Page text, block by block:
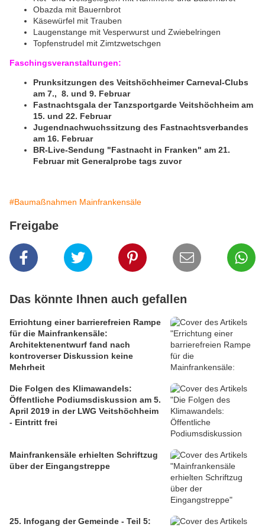
Obazda mit Bauernbrot
Käsewürfel mit Trauben
Laugenstange mit Vesperwurst und Zwiebelringen
Topfenstrudel mit Zimtzwetschgen
Faschingsveranstaltungen:
Prunksitzungen des Veitshöchheimer Carneval-Clubs
am 7., 8. und 9. Februar
Fastnachtsgala der Tanzsportgarde Veitshöchheim am
15. und 22. Februar
Jugendnachwuchssitzung des Fastnachtsverbandes
am 16. Februar
BR-Live-Sendung "Fastnacht in Franken" am 21.
Februar mit Generalprobe tags zuvor
#Baumaßnahmen Mainfrankensäle
Freigabe
Das könnte Ihnen auch gefallen
Errichtung einer barrierefreien Rampe
für die Mainfrankensäle:
Architektenentwurf fand nach
kontroverser Diskussion keine
Mehrheit
Die Folgen des Klimawandels:
Öffentliche Podiumsdiskussion am 5.
April 2019 in der LWG Veitshöchheim
- Eintritt frei
Mainfrankensäle erhielten Schriftzug
über der Eingangstreppe
25. Infogang der Gemeinde - Teil 5: